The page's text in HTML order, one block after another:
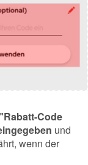
Code
und
wenn der